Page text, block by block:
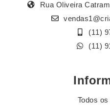
Rua Oliveira
(11)
(11)
Todos